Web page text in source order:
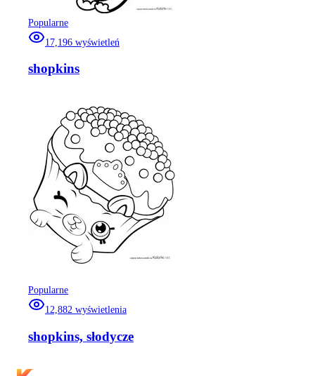
Popularne
17,196 wyświetleń
shopkins
Popularne
12,882 wyświetlenia
shopkins, słodycze